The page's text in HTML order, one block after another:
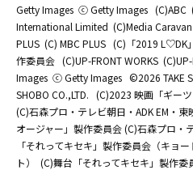
Getty Images ⓒ Getty Images (C)ABC
International Limited (C)Media
PLUS (C) MBC PLUS (C)「2019 L♡DK
作委員会 (C)UP-FRONT WORKS
Images ⓒ Getty Images ©2026 TAKE
SHOBO CO.,LTD. (C)2023 映画「ギー
(C)石森プロ・テレビ朝日・ADK EM・東
オージャー」製作委員会 (C)石森プロ・
「それってキセキ」製作委員会（キョ
ト）
(C)舞台「それってキセキ」製作